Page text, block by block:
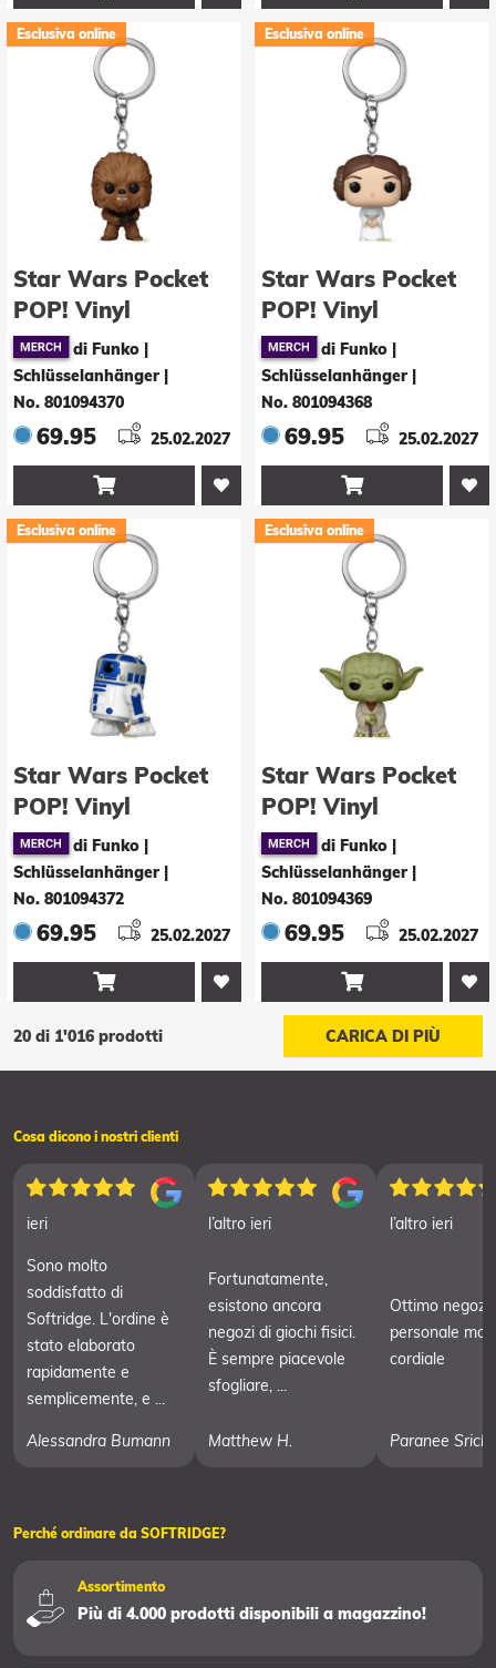
Esclusiva online
Star Wars Pocket
POP! Vinyl
Schlüsselanhänger
4 cm Chewbacca
Display (12)
di Funko |
Schlüsselanhänger
No. 801094370
69.95 25.02.2027

Esclusiva online
Star Wars Pocket
POP! Vinyl
Schlüsselanhänger
4 cm Leia Display
(12)
di Funko |
Schlüsselanhänger
No. 801094368
69.95 25.02.2027

Esclusiva online
Star Wars Pocket
POP! Vinyl
Schlüsselanhänger
4 cm R2-D2 Display
(12)
di Funko |
Schlüsselanhänger
No. 801094372
69.95 25.02.2027

Esclusiva online
Star Wars Pocket
POP! Vinyl
Schlüsselanhänger
4 cm Yoda Display
(12)
di Funko |
Schlüsselanhänger
No. 801094369
69.95 25.02.2027

20 di 1'016 prodotti CARICA DI PIÙ
Cosa dicono i nostri clienti
ieri
Sono molto
soddisfatto di
Softridge. L'ordine è
stato elaborato
rapidamente e
semplicemente, e ...
Alessandra Bumann
l’altro ieri
Fortunatamente,
esistono ancora
negozi di giochi fisici.
È sempre piacevole
sfogliare, ...
Matthew H.
l’altro ieri
Ottimo
personale
cordiale
Paranee
Perché ordinare da SOFTRIDGE?
Assortimento
Più di 4.000 prodotti disponibili a magazzino!